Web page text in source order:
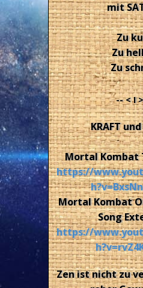
mit
Zu
Zu
Zu
-- < I
KRAFT und
Mortal Kombat
https://
Mortal Kombat
Song
https://
Zen ist nicht zu